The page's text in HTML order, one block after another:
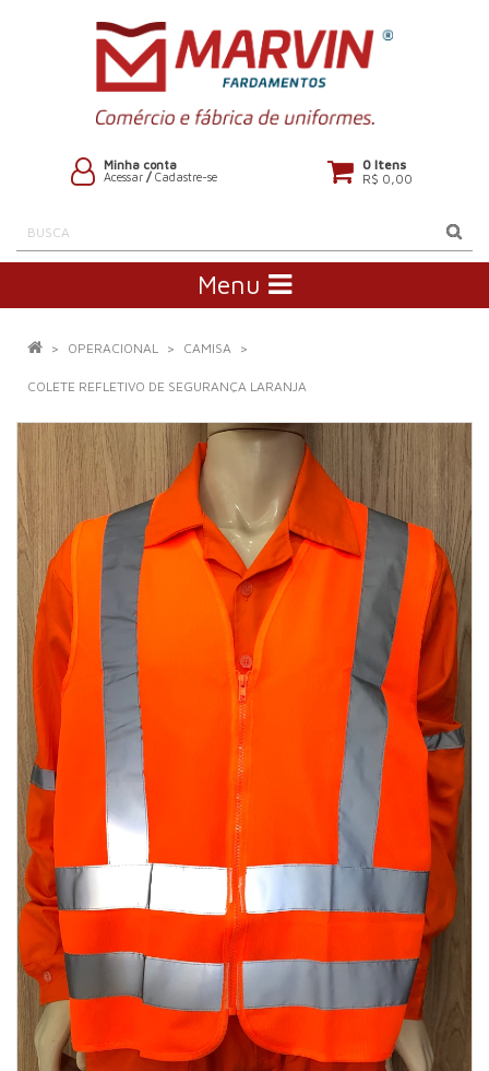
Minha conta
Acessar /Cadastre-se
0 Itens
R$ 0,00
Menu
OPERACIONAL CAMISA
COLETE REFLETIVO DE SEGURANÇA LARANJA